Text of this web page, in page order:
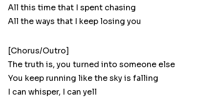
All this time that I spent chasing
All the ways that I keep losing you
[Chorus/Outro]
The truth is, you turned into someone else
You keep running like the sky is falling
I can whisper, I can yell